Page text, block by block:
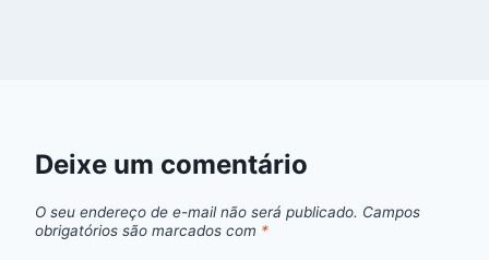
Deixe um comentário
O seu endereço de e-mail não será publicado. Campos
obrigatórios são marcados com *